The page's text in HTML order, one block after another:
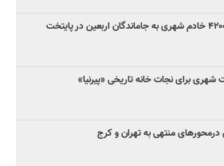
شهری برای نجات خانه تاریخی «پیرنیا»
منتهی به تهران و کرج